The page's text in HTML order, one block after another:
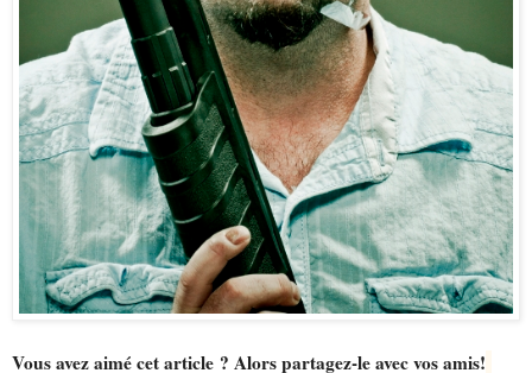
Vous avez aimé cet article ? Alors partagez-le avec vos amis!